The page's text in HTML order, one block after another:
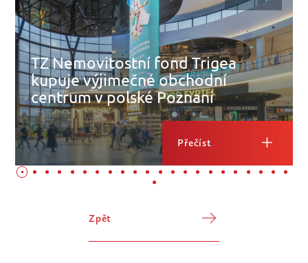
TZ Nemovitostní fond Trigea
kupuje výjimečné obchodní
centrum v polské Poznani
Přečíst
Zpět